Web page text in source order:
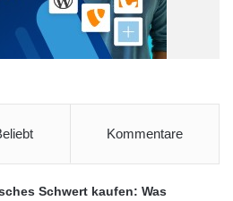
Kommentare
Schwert kaufen: Was